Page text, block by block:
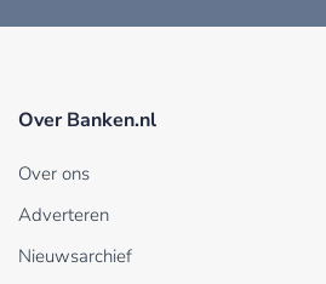
Over Banken.nl
Over ons
Adverteren
Nieuwsarchief